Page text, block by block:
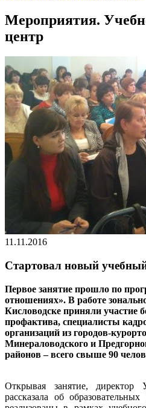
Мероприятия.
центр
11.11.2016
Стартовал новый
Первое занятие прошло по
отношениях». В работе
Кисловодске приняли участие
профактива, специалисты
организаций из городов-
Минераловодского и
районов – всего свыше 90
Открывая занятие,
рассказала об